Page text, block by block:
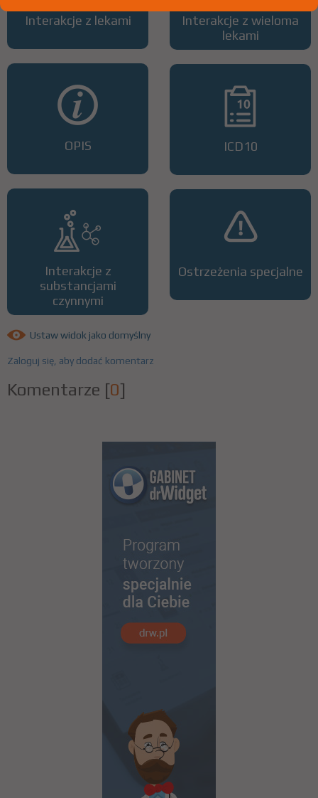
Interakcje z lekami
OPIS
Interakcje z
substancjami
czynnymi
Interakcje z wieloma
lekami
ICD10
Ostrzeżenia specjalne
Ustaw widok jako domyślny
Zaloguj się, aby dodać komentarz
Komentarze [0]